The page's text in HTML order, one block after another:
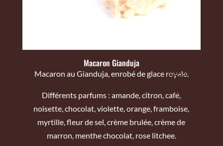
Macaron Gianduja
Macaron au Gianduja, enrobé de glace royale.
Différents parfums : amande, citron, café,
noisette, chocolat, violette, orange, framboise,
myrtille, fleur de sel, crème brulée, crème de
marron, menthe chocolat, rose litchee.